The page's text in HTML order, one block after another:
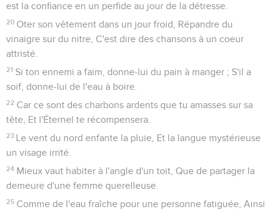
est la confiance en un perfide au jour de la détresse.
20 Oter son vêtement dans un jour froid, Répandre du
vinaigre sur du nitre, C'est dire des chansons à un coeur
attristé.
21 Si ton ennemi a faim, donne-lui du pain à manger ; S'il a
soif, donne-lui de l'eau à boire.
22 Car ce sont des charbons ardents que tu amasses sur sa
tête, Et l'Éternel te récompensera.
23 Le vent du nord enfante la pluie, Et la langue mystérieuse
un visage irrité.
24 Mieux vaut habiter à l'angle d'un toit, Que de partager la
demeure d'une femme querelleuse.
25 Comme de l'eau fraîche pour une personne fatiguée, Ainsi